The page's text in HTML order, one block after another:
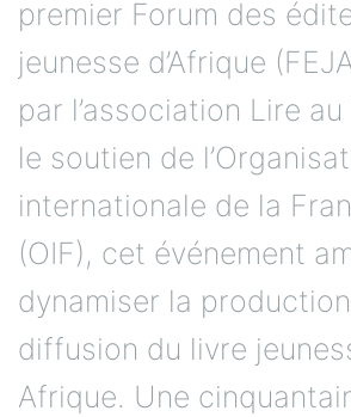
premier Forum des
jeunesse d’Afrique
par l’association Lire
le soutien de
internationale de la
(OIF), cet événement
dynamiser la
diffusion du livre
Afrique. Une